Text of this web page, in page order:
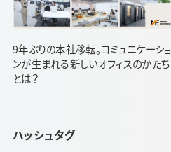
9年ぶりの本社移転。コミュニケーショ
ンが生まれる新しいオフィスのかたち
とは？
ハッシュタグ